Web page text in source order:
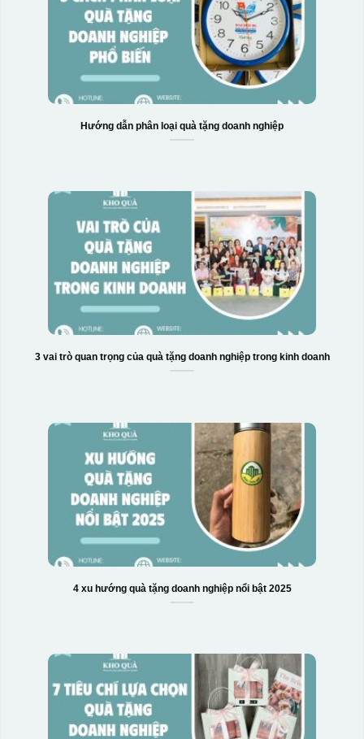
Hộp xi 6 bát cơm
Hướng dẫn phân loại quà tặng doanh nghiệp
3 vai trò quan trọng của quà tặng doanh nghiệp trong kinh doanh
4 xu hướng quà tặng doanh nghiệp nổi bật 2025